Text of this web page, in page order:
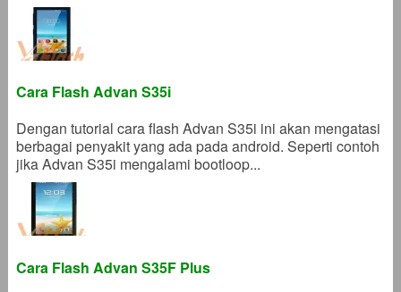
Cara Flash Advan S35i
Dengan tutorial cara flash Advan S35i ini akan mengatasi
berbagai penyakit yang ada pada android. Seperti contoh
jika Advan S35i mengalami bootloop...
Cara Flash Advan S35F Plus